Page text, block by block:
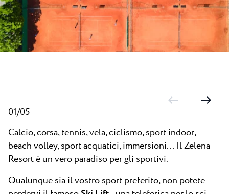
Spiaggie
Plava Laguna Sport
Soggiorno attivo
Esplora tutti
Novità
Contatto
01/05
Calcio, corsa, tennis, vela, ciclismo, sport indoor,
beach volley, sport acquatici, immersioni... Il Zelena
Resort è un vero paradiso per gli sportivi.
Qualunque sia il vostro sport preferito, non potete